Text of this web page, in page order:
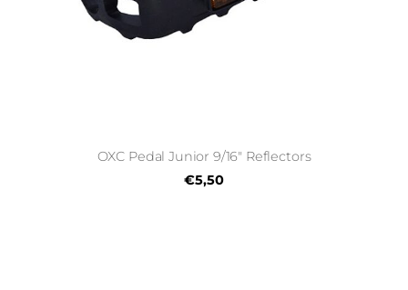
OXC Pedal Junior 9/16" Reflectors
€5,50